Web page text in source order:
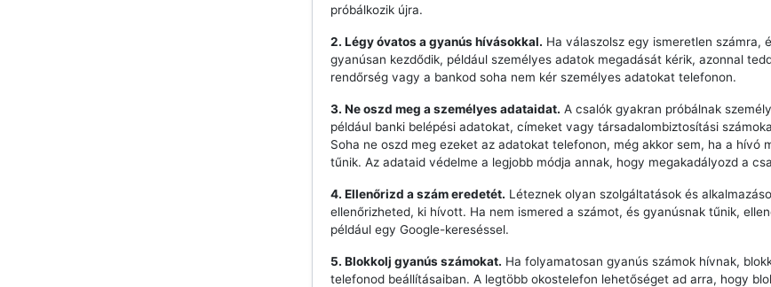
próbálkozik újra.
2. Légy óvatos a gyanús hívásokkal. Ha válaszolsz egy ismeretlen számra,
gyanúsan kezdődik, például személyes adatok megadását kérik, azonnal
rendőrség vagy a bankod soha nem kér személyes adatokat telefonon.
3. Ne oszd meg a személyes adataidat. A csalók gyakran próbálnak
például banki belépési adatokat, címeket vagy társadalombiztosítási
Soha ne oszd meg ezeket az adatokat telefonon, még akkor sem, ha a hívó
tűnik. Az adataid védelme a legjobb módja annak, hogy megakadályozd a
4. Ellenőrizd a szám eredetét. Léteznek olyan szolgáltatások és
ellenőrizheted, ki hívott. Ha nem ismered a számot, és gyanúsnak tűnik,
például egy Google-kereséssel.
5. Blokkolj gyanús számokat. Ha folyamatosan gyanús számok hívnak,
telefonod beállításaiban. A legtöbb okostelefon lehetőséget ad arra, hogy